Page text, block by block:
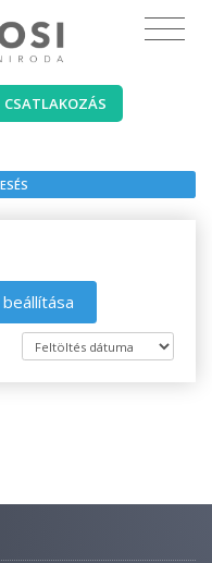
CSATLAKOZÁS